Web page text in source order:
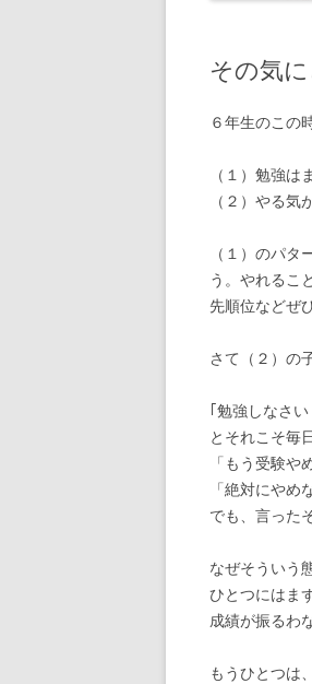
その気
６年生のこの
（１）勉強
（２）やる気
（１）のパ
う。やれるこ
先順位などぜ
さて（２）の
｢勉強しなさい
とそれこそ毎
「もう受験
「絶対にやめ
でも、言った
なぜそういう
ひとつにはま
成績が振るわ
もうひとつは